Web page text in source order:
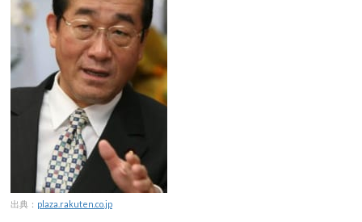
出典： plaza.rakuten.co.jp